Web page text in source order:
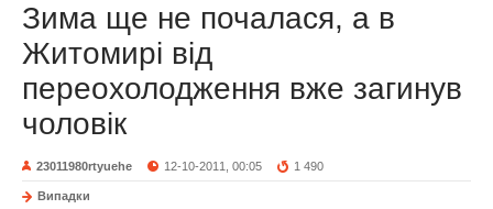
Зима ще не почалася, а в
Житомирі від
переохолодження вже загинув
чоловік
23011980rtyuehe 12-10-2011, 00:05 1 490
Випадки